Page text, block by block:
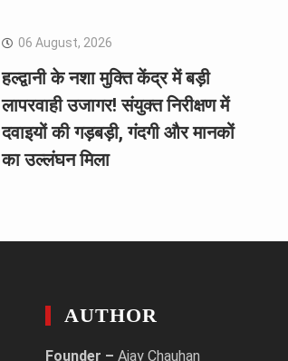
06 August, 2026
हल्द्वानी के नशा मुक्ति केंद्र में बड़ी
लापरवाही उजागर! संयुक्त निरीक्षण में
दवाइयों की गड़बड़ी, गंदगी और मानकों
का उल्लंघन मिला
AUTHOR
Founder – Ajay Chauhan